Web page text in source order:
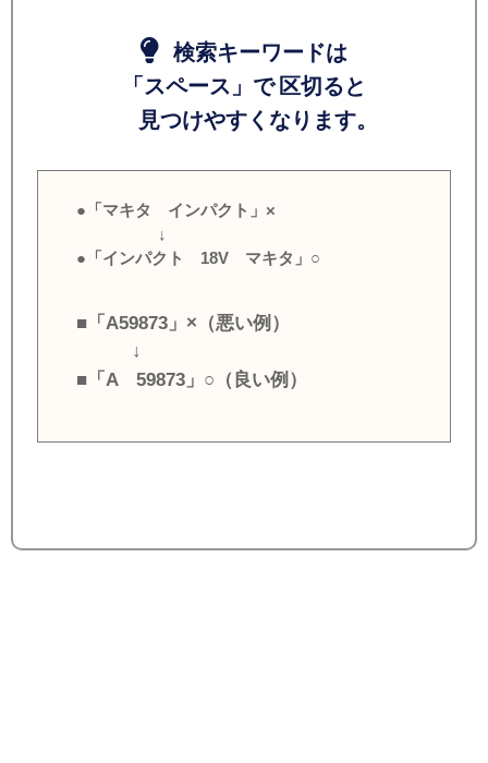
検索キーワードは
「スペース」で 区切ると
見つけやすくなります。
●「マキタ インパクト」×
↓
●「インパクト 18V マキタ」○
■「A59873」×（悪い例）
↓
■「A 59873」○（良い例）